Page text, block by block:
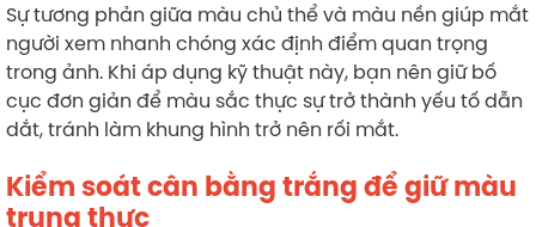
Sự tương phản giữa màu chủ thể và màu nền giúp mắt
người xem nhanh chóng xác định điểm quan trọng
trong ảnh. Khi áp dụng kỹ thuật này, bạn nên giữ bố
cục đơn giản để màu sắc thực sự trở thành yếu tố dẫn
dắt, tránh làm khung hình trở nên rối mắt.
Kiểm soát cân bằng trắng để giữ màu
trung thực